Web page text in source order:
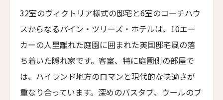
トルフフス・リトリート
Torfhús Retreat
ルチャン・ナン・リトリート
Lchang Nang Retreat
ザ・パソナ ネイチャーバース・リトリート
THE PASONA Natureverse Retreat
16人
17人
19人
15人
16人
18人
32室のヴィクトリア様式の邸宅と6室のコーチハウ
スからなるパイン・ツリーズ・ホテルは、10エー
カーの人里離れた庭園に囲まれた英国邸宅風の落
ち着いた隠れ家です。客室、特に庭園側の部屋で
は、ハイランド地方のロマンと現代的な快適さが
重なり合っています。深めのバスタブ、ウールのブ